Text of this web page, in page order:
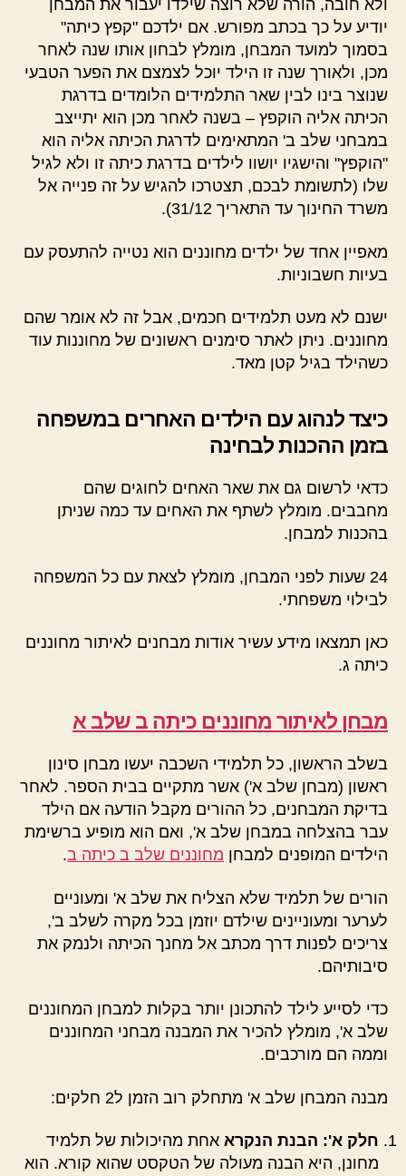
ולא חובה, הורה שלא רוצה שילדו יעבור את המבחן
יודיע על כך בכתב מפורש. אם ילדכם "קפץ כיתה"
בסמוך למועד המבחן, מומלץ לבחון אותו שנה לאחר
מכן, ולאורך שנה זו הילד יוכל לצמצם את הפער הטבעי
שנוצר בינו לבין שאר התלמידים הלומדים בדרגת
הכיתה אליה הוקפץ – בשנה לאחר מכן הוא יתייצב
במבחני שלב ב' המתאימים לדרגת הכיתה אליה הוא
"הוקפץ" והישגיו יושוו לילדים בדרגת כיתה זו ולא לגיל
שלו (לתשומת לבכם, תצטרכו להגיש על זה פנייה אל
משרד החינוך עד התאריך 31/12).
מאפיין אחד של ילדים מחוננים הוא נטייה להתעסק עם
בעיות חשבוניות.
ישנם לא מעט תלמידים חכמים, אבל זה לא אומר שהם
מחוננים. ניתן לאתר סימנים ראשונים של מחוננות עוד
כשהילד בגיל קטן מאד.
כיצד לנהוג עם הילדים האחרים במשפחה
בזמן ההכנות לבחינה
כדאי לרשום גם את שאר האחים לחוגים שהם
מחבבים. מומלץ לשתף את האחים עד כמה שניתן
בהכנות למבחן.
24 שעות לפני המבחן, מומלץ לצאת עם כל המשפחה
לבילוי משפחתי.
כאן תמצאו מידע עשיר אודות מבחנים לאיתור מחוננים
כיתה ג.
מבחן לאיתור מחוננים כיתה ב שלב א
בשלב הראשון, כל תלמידי השכבה יעשו מבחן סינון
ראשון (מבחן שלב א') אשר מתקיים בבית הספר. לאחר
בדיקת המבחנים, כל ההורים מקבל הודעה אם הילד
עבר בהצלחה במבחן שלב א', ואם הוא מופיע ברשימת
הילדים המופנים למבחן מחוננים שלב ב כיתה ב.
הורים של תלמיד שלא הצליח את שלב א' ומעוניים
לערער ומעוניינים שילדם יוזמן בכל מקרה לשלב ב',
צריכים לפנות דרך מכתב אל מחנך הכיתה ולנמק את
סיבותיהם.
כדי לסייע לילד להתכונן יותר בקלות למבחן המחוננים
שלב א', מומלץ להכיר את המבנה מבחני המחוננים
וממה הם מורכבים.
מבנה המבחן שלב א' מתחלק רוב הזמן ל2 חלקים:
חלק א': הבנת הנקרא אחת מהיכולות של תלמיד
מחונן, היא הבנה מעולה של הטקסט שהוא קורא. הוא